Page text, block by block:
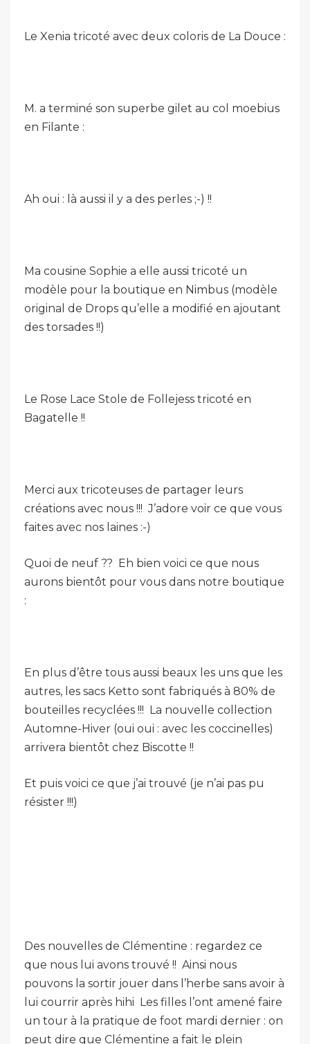
Le Xenia tricoté avec deux coloris de La Douce :
M. a terminé son superbe gilet au col moebius
en Filante :
Ah oui : là aussi il y a des perles ;-) !!
Ma cousine Sophie a elle aussi tricoté un
modèle pour la boutique en Nimbus (modèle
original de Drops qu’elle a modifié en ajoutant
des torsades !!)
Le Rose Lace Stole de Follejess tricoté en
Bagatelle !!
Merci aux tricoteuses de partager leurs
créations avec nous !!! J’adore voir ce que vous
faites avec nos laines :-)
Quoi de neuf ?? Eh bien voici ce que nous
aurons bientôt pour vous dans notre boutique
:
En plus d’être tous aussi beaux les uns que les
autres, les sacs Ketto sont fabriqués à 80% de
bouteilles recyclées !!! La nouvelle collection
Automne-Hiver (oui oui : avec les coccinelles)
arrivera bientôt chez Biscotte !!
Et puis voici ce que j’ai trouvé (je n’ai pas pu
résister !!!)
Des nouvelles de Clémentine : regardez ce
que nous lui avons trouvé !! Ainsi nous
pouvons la sortir jouer dans l’herbe sans avoir à
lui courrir après hihi Les filles l’ont amené faire
un tour à la pratique de foot mardi dernier : on
peut dire que Clémentine a fait le plein